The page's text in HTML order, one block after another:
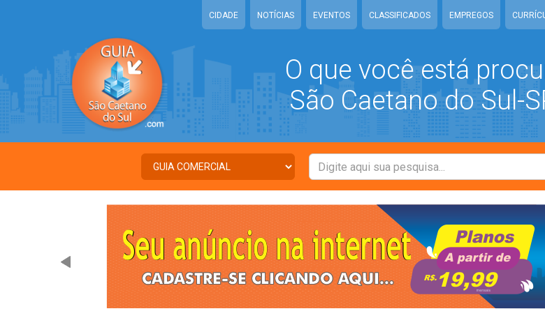
CIDADE NOTÍCIAS EVENTOS CLASSIFICADOS EMPREGOS
O que você está
São Caetano do Sul-